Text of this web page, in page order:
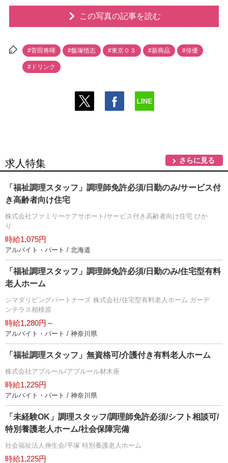
この写真の記事を読む
#菅田将暉 #飯塚悟志 #東京０３ #新商品 #俳優
#ドリンク
求人特集 さらに見る
「福祉調理スタッフ」調理師免許必須/日勤のみ/サービス付
き高齢者向け住宅
株式会社ファミリーケアサポート/サービス付き高齢者向け住宅 ひか
り
時給1,075円
アルバイト・パート / 北海道
「福祉調理スタッフ」調理師免許必須/日勤のみ/住宅型有料
老人ホーム
シマダリビングパートナーズ 株式会社/住宅型有料老人ホーム ガーデ
ンテラス相模原
時給1,280円～
アルバイト・パート / 神奈川県
「福祉調理スタッフ」無資格可/介護付き有料老人ホーム
株式会社アプルール/アプルール材木座
時給1,225円
アルバイト・パート / 神奈川県
「未経験OK」調理スタッフ/調理師免許必須/シフト相談可/
特別養護老人ホーム/社会保障完備
社会福祉法人伸生会/平塚 特別養護老人ホーム
時給1,225円